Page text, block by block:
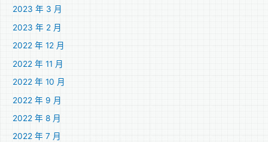
2023 年 3 月
2023 年 2 月
2022 年 12 月
2022 年 11 月
2022 年 10 月
2022 年 9 月
2022 年 8 月
2022 年 7 月